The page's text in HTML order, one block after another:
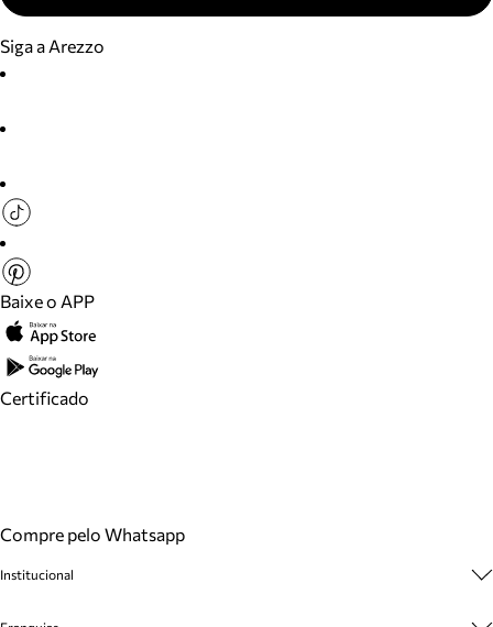
Siga a Arezzo
Baixe o APP
Certificado
Compre pelo Whatsapp
Institucional